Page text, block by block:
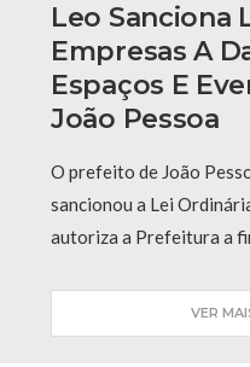
Leo Sanciona
Empresas A
Espaços E
João Pessoa
O prefeito de João
sancionou a Lei
autoriza a Prefeitura a
VER